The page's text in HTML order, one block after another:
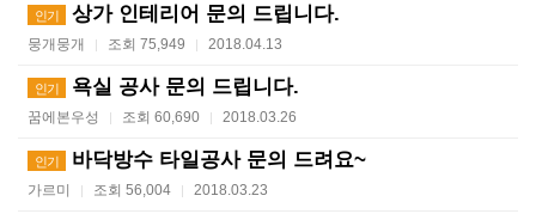
인기 상가 인테리어 문의 드립니다.
뭉개뭉개 | 조회 75,949 | 2018.04.13
인기 욕실 공사 문의 드립니다.
꿈에본우성 | 조회 60,690 | 2018.03.26
인기 바닥방수 타일공사 문의 드려요~
가르미 | 조회 56,004 | 2018.03.23